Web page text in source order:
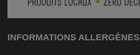
INFORMATIONS ALLERGÈNES